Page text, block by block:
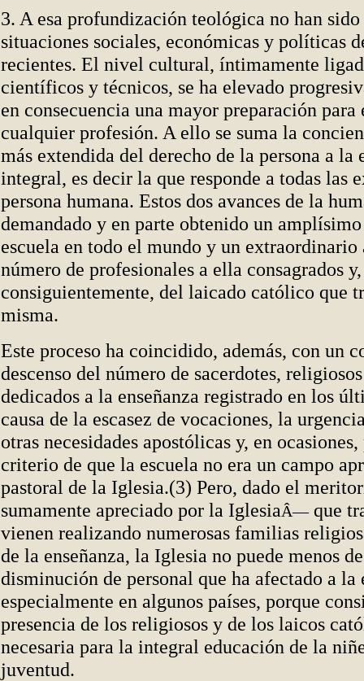
3. A esa profundización teológica no han sido
situaciones sociales, económicas y políticas
recientes. El nivel cultural, íntimamente
científicos y técnicos, se ha elevado
en consecuencia una mayor preparación
cualquier profesión. A ello se suma la
más extendida del derecho de la persona a la
integral, es decir la que responde a todas las
persona humana. Estos dos avances de la
demandado y en parte obtenido un
escuela en todo el mundo y un extraordinario
número de profesionales a ella consagrados y,
consiguientemente, del laicado católico que
misma.
Este proceso ha coincidido, además, con un
descenso del número de sacerdotes,
dedicados a la enseñanza registrado en los
causa de la escasez de vocaciones, la
otras necesidades apostólicas y, en
criterio de que la escuela no era un campo
pastoral de la Iglesia.(3) Pero, dado el
sumamente apreciado por la IglesiaÂ—que
vienen realizando numerosas familias
de la enseñanza, la Iglesia no puede menos
disminución de personal que ha afectado a la
especialmente en algunos países, porque
presencia de los religiosos y de los laicos
necesaria para la integral educación de la
juventud.